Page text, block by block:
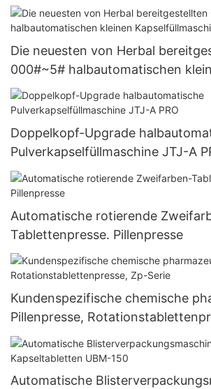
Die neuesten von Herbal
000#~5# halbautomatischen
Kapselfüllmaschinen
Doppelkopf-Upgrade
Pulverkapselfüllmaschine JTJ-A
Automatische rotierende
Tablettenpresse. Pillenpresse
Kundenspezifische chemische
Pillenpresse,
Automatische